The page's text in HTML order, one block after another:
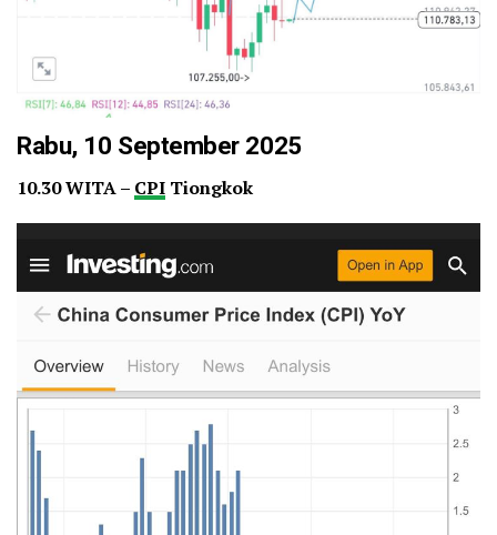
Rabu, 10 September 2025
10.30 WITA – CPI Tiongkok